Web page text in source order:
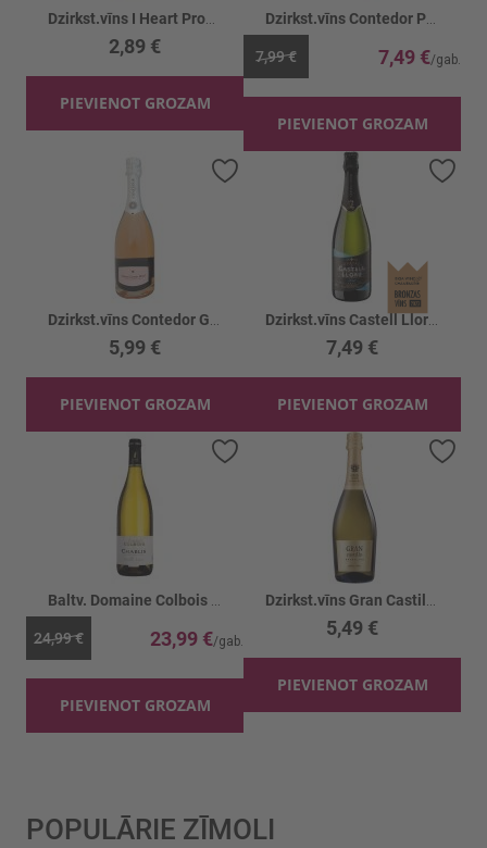
2,89 €
PIEVIENOT GROZAM
7,99 € 7,49 €
PIEVIENOT GROZAM
5,99 €
PIEVIENOT GROZAM
Pievienot vēlmju sarakstam
7,49 €
PIEVIENOT GROZAM
24,99 € 23,99 €
PIEVIENOT GROZAM
Pievienot vēlmju sarakstam
5,49 €
PIEVIENOT GROZAM
POPULĀRIE ZĪMOLI